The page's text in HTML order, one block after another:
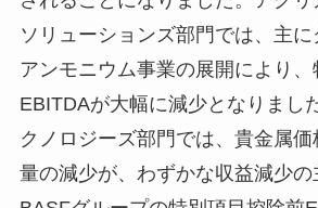
ソリューションズ部門では、主に
アンモニウム事業の展開により
EBITDAが大幅に減少となりまし
クノロジーズ部門では、貴金属
量の減少が、わずかな収益減少の